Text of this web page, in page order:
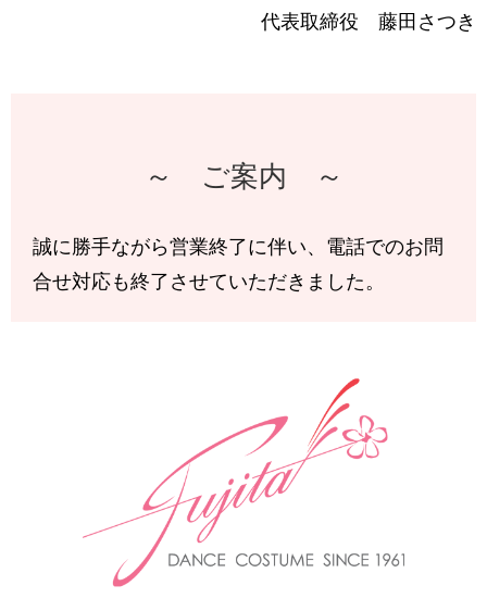
代表取締役 藤田さつき
～ ご案内 ～
誠に勝手ながら営業終了に伴い、電話でのお問
合せ対応も終了させていただきました。